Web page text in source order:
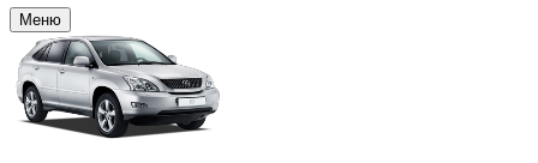
Меню